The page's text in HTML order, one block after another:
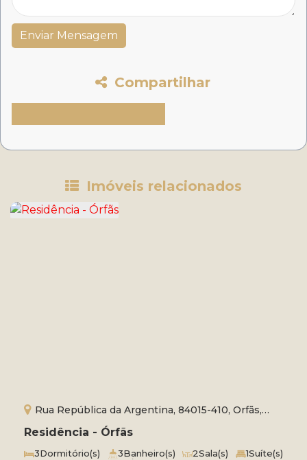
Compartilhar
Imóveis relacionados
Residência - Órfãs
Rua República da Argentina, 84015-410, Orfãs,
Ponta Grossa, Paraná, Brasil
3Dormitório(s) 3Banheiro(s) 2Sala(s) 1Suíte(s)